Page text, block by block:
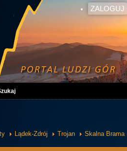
ZALOGUJ
Lądek-Zdrój Trojan Skalna Brama